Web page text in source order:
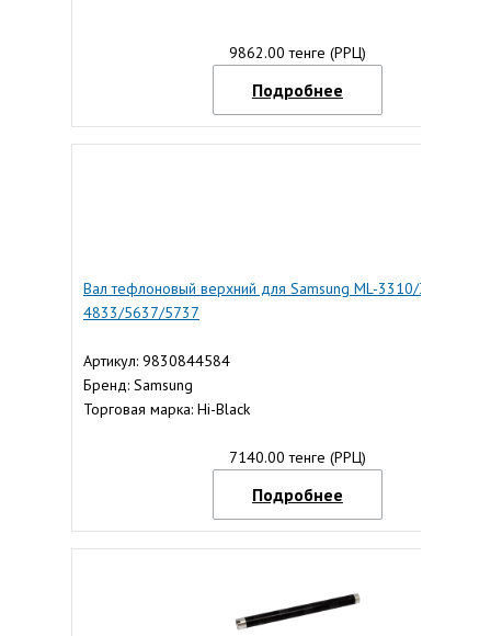
9862.00 тенге (РРЦ)
Подробнее
Вал тефлоновый верхний для Samsung ML-3310/3710/SCX-
4833/5637/5737
Артикул: 9830844584
Бренд: Samsung
Торговая марка: Hi-Black
7140.00 тенге (РРЦ)
Подробнее